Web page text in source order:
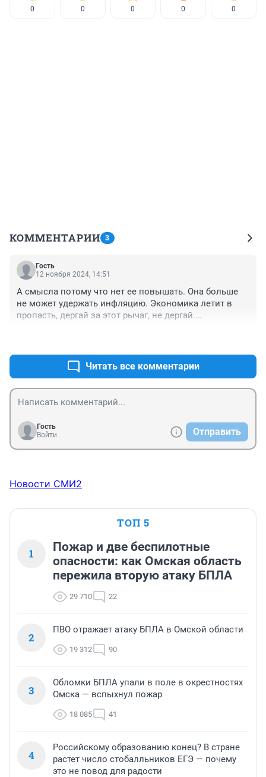
0 0 0 0 0
КОММЕНТАРИИ 3
Гость
12 ноября 2024, 14:51
А смысла потому что нет ее повышать. Она больше
не может удержать инфляцию. Экономика летит в
пропасть, дергай за этот рычаг, не дергай.
Читать все комментарии
Гость
Войти
Отправить
Новости СМИ2
ТОП 5
1
Пожар и две беспилотные
опасности: как Омская область
пережила вторую атаку БПЛА
29 710 22
2
ПВО отражает атаку БПЛА в Омской области
19 312 90
3
Обломки БПЛА упали в поле в окрестностях
Омска — вспыхнул пожар
18 085 41
4
Российскому образованию конец? В стране
растет число стобалльников ЕГЭ — почему
это не повод для радости